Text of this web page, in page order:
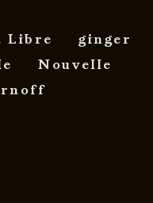
Libre
ginger
Nouvelle